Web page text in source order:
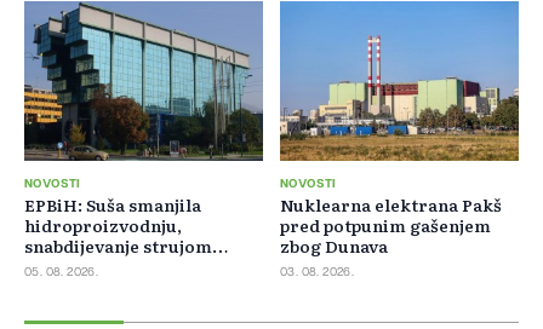
NOVOSTI
EPBiH: Suša smanjila
hidroproizvodnju,
snabdijevanje strujom
ostaje stabilno
05. 08. 2026.
NOVOSTI
Nuklearna elektrana Pakš
pred potpunim gašenjem
zbog Dunava
03. 08. 2026.